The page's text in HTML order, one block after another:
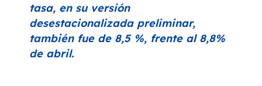
tasa, en su versión
desestacionalizada preliminar,
también fue de 8,5 %, frente al 8,8%
de abril.